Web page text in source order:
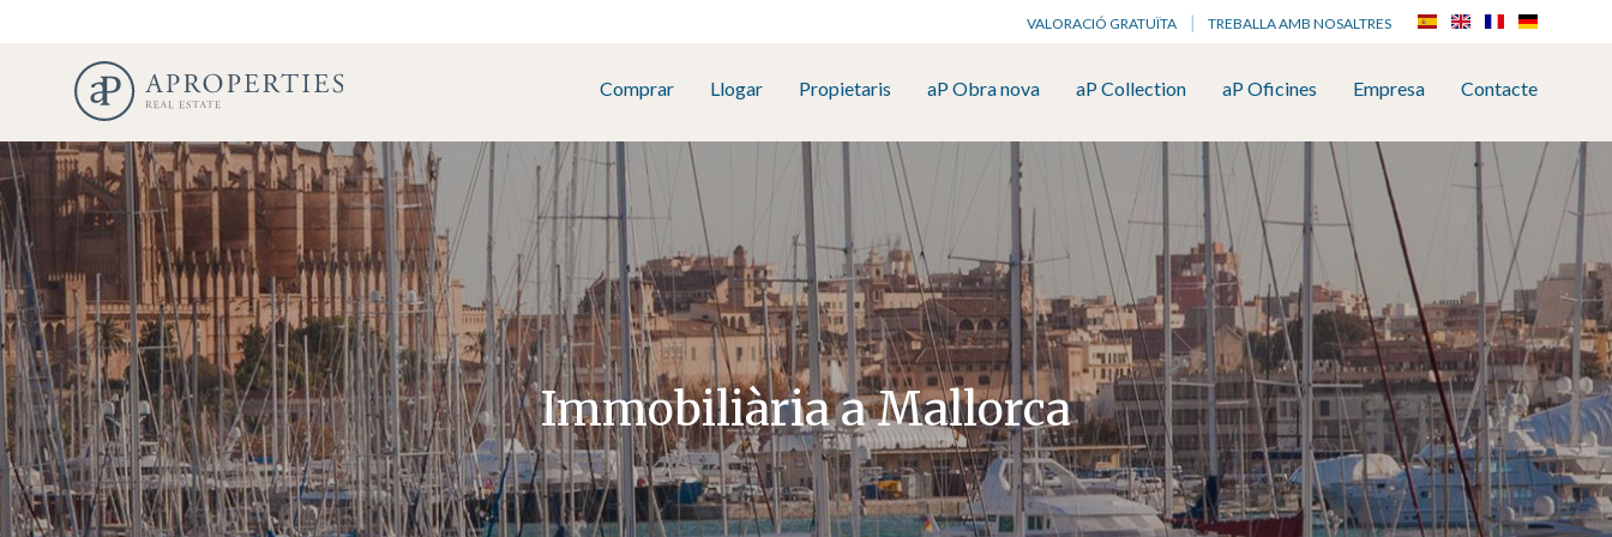
VALORACIÓ GRATUÏTA TREBALLA AMB NOSALTRES
Comprar Llogar Propietaris aP Obra nova aP Collection aP Oficines Empresa Contacte
Immobiliària a Mallorca